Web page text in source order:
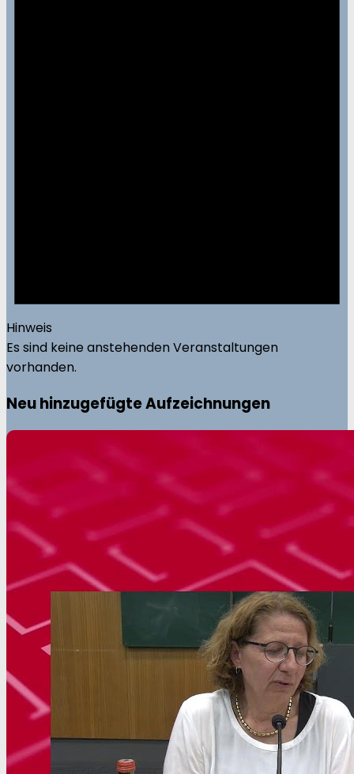
Hinweis
Es sind keine anstehenden Veranstaltungen
vorhanden.
Neu hinzugefügte Aufzeichnungen